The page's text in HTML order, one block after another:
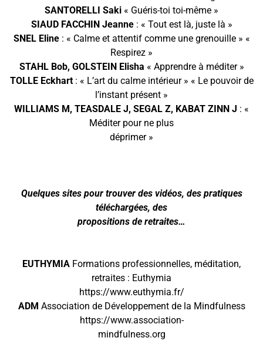
SANTORELLI Saki « Guéris-toi toi-même »
SIAUD FACCHIN Jeanne: « Tout est là, juste là »
SNEL Eline: « Calme et attentif comme une grenouille » «
Respirez »
STAHL Bob, GOLSTEIN Elisha « Apprendre à méditer »
TOLLE Eckhart: « L’art du calme intérieur » « Le pouvoir de
l’instant présent »
WILLIAMS M, TEASDALE J, SEGAL Z, KABAT ZINN J : «
Méditer pour ne plus
déprimer »
Quelques sites pour trouver des vidéos, des pratiques
téléchargées, des
propositions de retraites…
EUTHYMIA Formations professionnelles, méditation,
retraites : Euthymia
https://www.euthymia.fr/
ADM Association de Développement de la Mindfulness
https://www.association-
mindfulness.org